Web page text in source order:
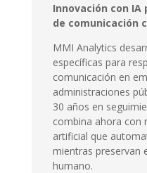
Innovación con
de comunicación
MMI Analytics
específicas para
comunicación en
administraciones
30 años en
combina ahora con
artificial que
mientras preservan
humano.